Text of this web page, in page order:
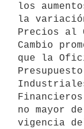
los
la
Precios al
Cambio
que la
no mayor
vigencia